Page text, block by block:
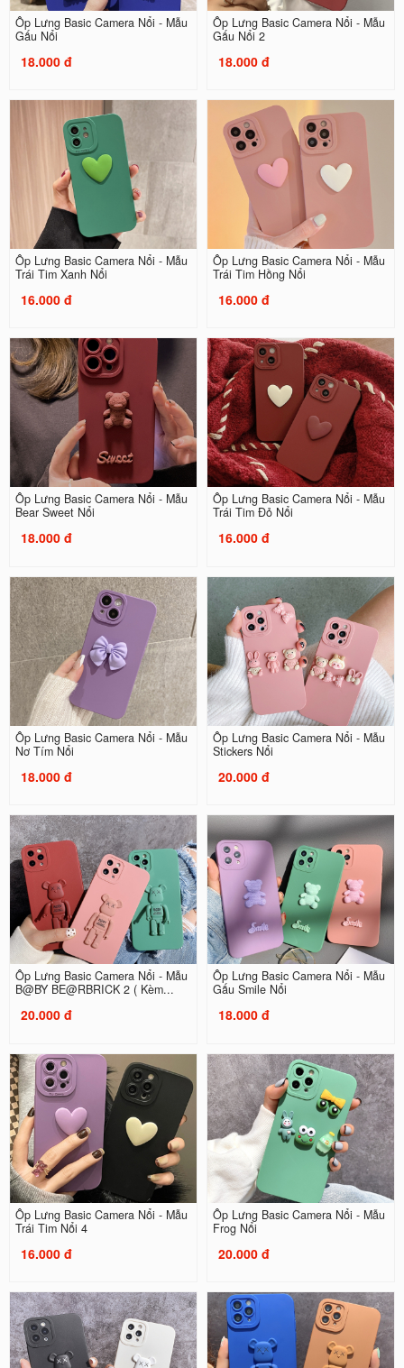
Ốp Lưng Basic Camera Nổi - Mẫu
Gấu Nổi
18.000 đ
Ốp Lưng Basic Camera Nổi - Mẫu
Gấu Nổi 2
18.000 đ
Ốp Lưng Basic Camera Nổi - Mẫu
Trái Tim Xanh Nổi
16.000 đ
Ốp Lưng Basic Camera Nổi - Mẫu
Trái Tim Hồng Nổi
16.000 đ
Ốp Lưng Basic Camera Nổi - Mẫu
Bear Sweet Nổi
18.000 đ
Ốp Lưng Basic Camera Nổi - Mẫu
Trái Tim Đỏ Nổi
16.000 đ
Ốp Lưng Basic Camera Nổi - Mẫu
Nơ Tím Nổi
18.000 đ
Ốp Lưng Basic Camera Nổi - Mẫu
Stickers Nổi
20.000 đ
Ốp Lưng Basic Camera Nổi - Mẫu
B@BY BE@RBRICK 2 ( Kèm...
20.000 đ
Ốp Lưng Basic Camera Nổi - Mẫu
Gấu Smile Nổi
18.000 đ
Ốp Lưng Basic Camera Nổi - Mẫu
Trái Tim Nổi 4
16.000 đ
Ốp Lưng Basic Camera Nổi - Mẫu
Frog Nổi
20.000 đ